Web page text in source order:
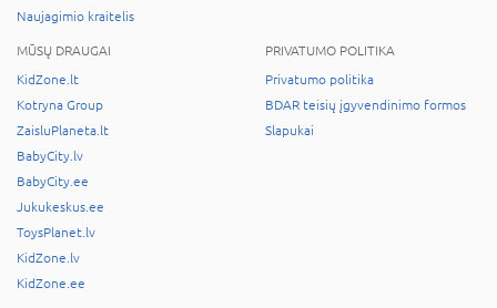
Naujagimio kraitelis
MŪSŲ DRAUGAI
KidZone.lt
Kotryna Group
ZaisluPlaneta.lt
BabyCity.lv
BabyCity.ee
Jukukeskus.ee
ToysPlanet.lv
KidZone.lv
KidZone.ee
PRIVATUMO POLITIKA
Privatumo politika
BDAR teisių įgyvendinimo formos
Slapukai